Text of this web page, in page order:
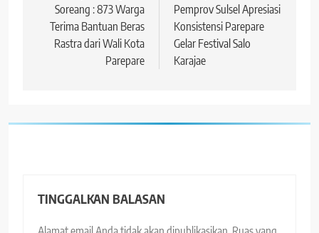
Soreang : 873 Warga
Terima Bantuan Beras
Rastra dari Wali Kota
Parepare
Pemprov Sulsel Apresiasi
Konsistensi Parepare
Gelar Festival Salo
Karajae
TINGGALKAN BALASAN